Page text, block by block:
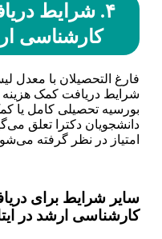
۴. شرایط
کارشناسی
شرایط دریافت کمک هزینه
بورسیه تحصیلی کامل یا
دانشجویان دکترا تعلق
امتیاز در نظر گرفته
سایر شرایط برای
کارشناسی ارشد در